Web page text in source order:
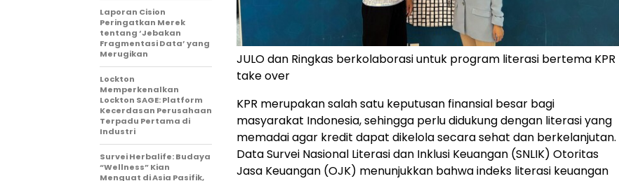
JULO dan Ringkas berkolaborasi untuk program literasi bertema KPR
take over
KPR merupakan salah satu keputusan finansial besar bagi
masyarakat Indonesia, sehingga perlu didukung dengan literasi yang
memadai agar kredit dapat dikelola secara sehat dan berkelanjutan.
Data Survei Nasional Literasi dan Inklusi Keuangan (SNLIK) Otoritas
Jasa Keuangan (OJK) menunjukkan bahwa indeks literasi keuangan
Laporan Cision
Peringatkan Merek
tentang ‘Jebakan
Fragmentasi Data’ yang
Merugikan
Lockton
Memperkenalkan
Lockton SAGE: Platform
Kecerdasan Perusahaan
Terpadu Pertama di
Industri
Survei Herbalife: Budaya
“Wellness” Kian
Menguat di Asia Pasifik,